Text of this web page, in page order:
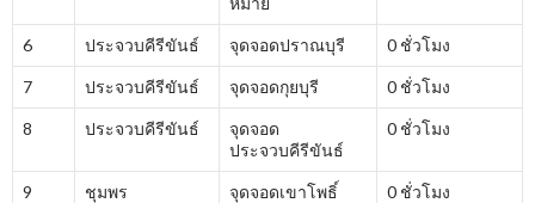
6 ประจวบคีรีขันธ์ จุดจอดปราณบุรี 0 ชั่วโมง
7 ประจวบคีรีขันธ์ จุดจอดกุยบุรี 0 ชั่วโมง
8 ประจวบคีรีขันธ์
จุดจอด
ประจวบคีรีขันธ์
0 ชั่วโมง
9 ชุมพร จุดจอดเขาโพธิ์ 0 ชั่วโมง